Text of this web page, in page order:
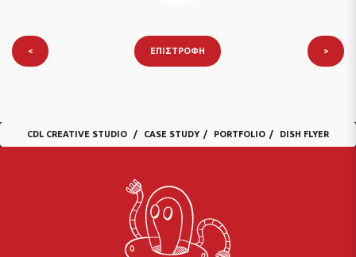
< ΕΠΙΣΤΡΟΦΉ >
CDL CREATIVE STUDIO CASE STUDY PORTFOLIO DISH FLYER